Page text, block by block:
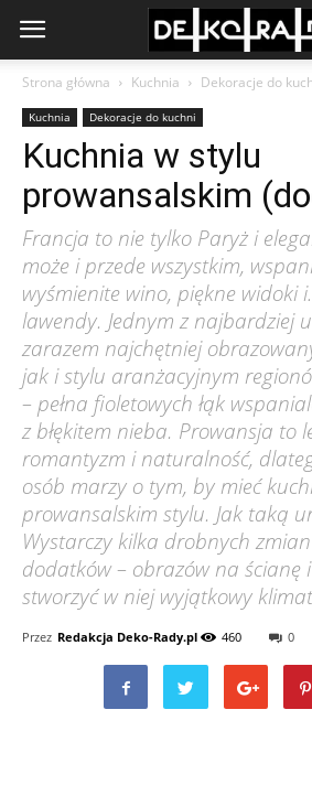
Strona główna Kuchnia Dekoracje do
Kuchnia Dekoracje do kuchni
Kuchnia w stylu
prowansalskim
Francja to nie tylko Paryż i
może i przede wszystkim,
wyśmienite wino, piękne widoki
lawendy. Jednym z najbardziej
zarazem najchętniej
jak i stylu aranżacyjnym
– pełna fioletowych łąk
z błękitem nieba. Prowansja to
romantyzm i naturalność,
osób marzy o tym, by mieć
prowansalskim stylu. Jak taką
Wystarczy kilka drobnych
dodatków – obrazów na ścianę
stworzyć w niej wyjątkowy
Przez Redakcja Deko-Rady.pl 460 0